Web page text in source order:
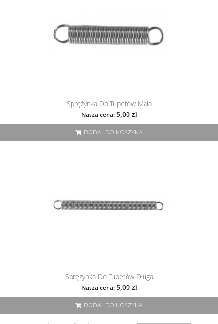
Sprężynka Do Tupetów Mała
Nasza cena: 5,00 zł
DODAJ DO KOSZYKA
Sprężynka Do Tupetów Długa
Nasza cena: 5,00 zł
DODAJ DO KOSZYKA